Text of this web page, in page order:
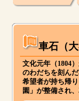
車石（大
文化元年（1804
のわだちを刻ん
希望者が持ち帰
園」が整備され